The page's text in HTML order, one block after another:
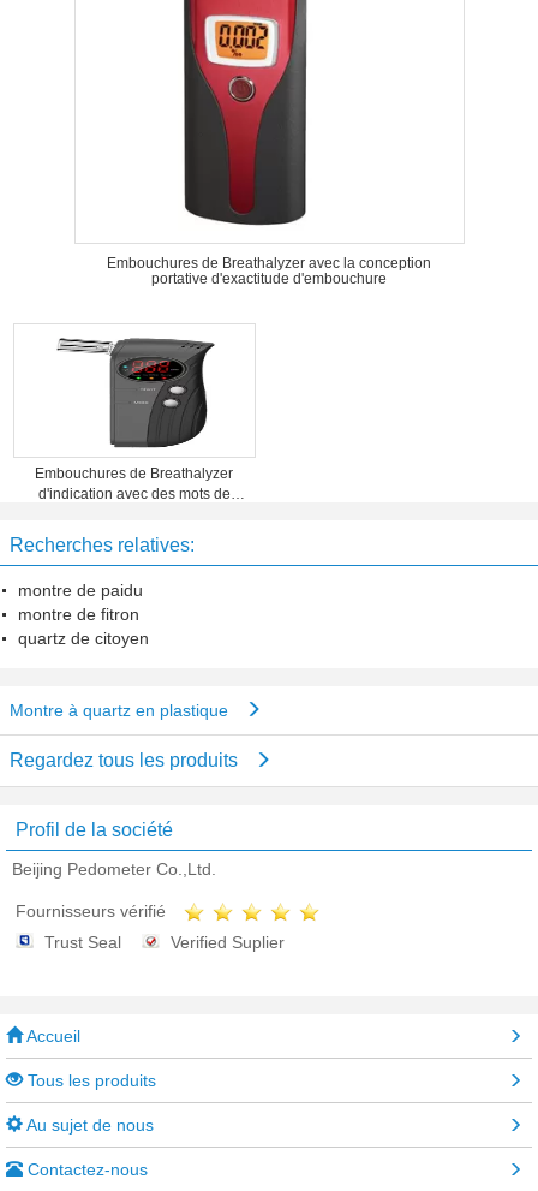
Embouchures de Breathalyzer avec la conception
portative d'exactitude d'embouchure
Embouchures de Breathalyzer
d'indication avec des mots de
Recherches relatives:
montre de paidu
montre de fitron
quartz de citoyen
Montre à quartz en plastique
Regardez tous les produits
Profil de la société
Beijing Pedometer Co.,Ltd.
Fournisseurs vérifié
Trust Seal
Verified Suplier
Accueil
Tous les produits
Au sujet de nous
Contactez-nous